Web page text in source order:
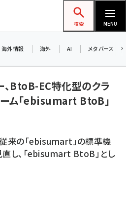
ョップ担当者フォーラム
検索 MENU
海外情報 海外 AI メタバース
、BtoB-EC特化型のクラ
ーム「ebisumart BtoB」
来の「ebisumart」の標準機
し、「ebisumart BtoB」とし